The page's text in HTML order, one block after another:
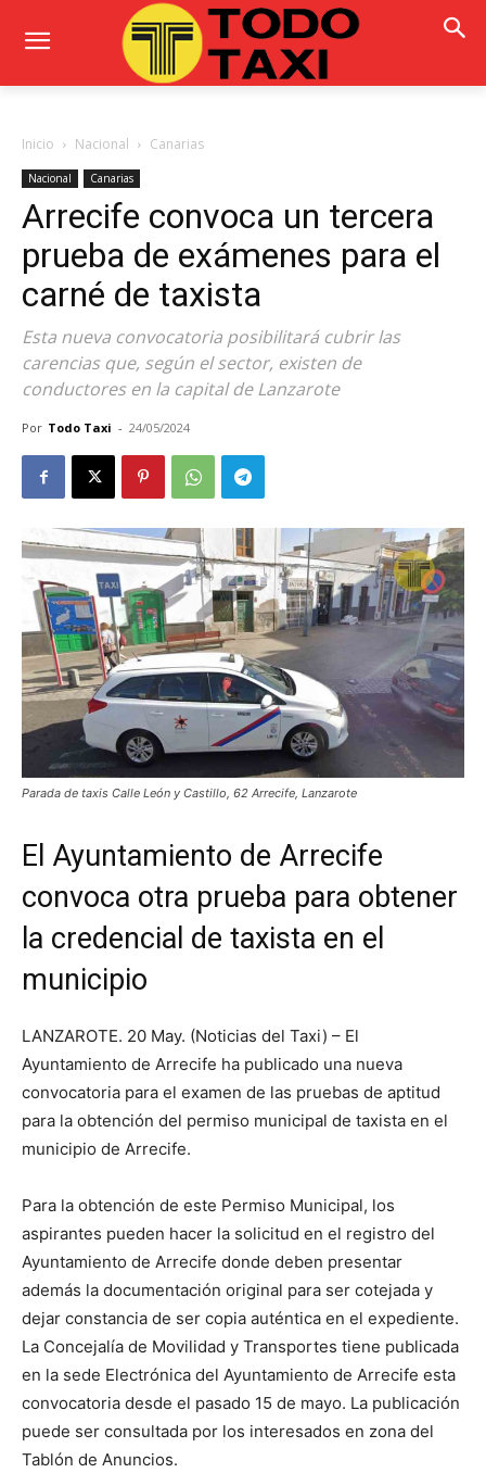
Inicio Nacional Canarias
Nacional Canarias
Arrecife convoca un tercera
prueba de exámenes para el
carné de taxista
Esta nueva convocatoria posibilitará cubrir las
carencias que, según el sector, existen de
conductores en la capital de Lanzarote
Por Todo Taxi - 24/05/2024
Parada de taxis Calle León y Castillo, 62 Arrecife, Lanzarote
El Ayuntamiento de Arrecife
convoca otra prueba para obtener
la credencial de taxista en el
municipio
LANZAROTE. 20 May. (Noticias del Taxi) – El
Ayuntamiento de Arrecife ha publicado una nueva
convocatoria para el examen de las pruebas de aptitud
para la obtención del permiso municipal de taxista en el
municipio de Arrecife.
Para la obtención de este Permiso Municipal, los
aspirantes pueden hacer la solicitud en el registro del
Ayuntamiento de Arrecife donde deben presentar
además la documentación original para ser cotejada y
dejar constancia de ser copia auténtica en el expediente.
La Concejalía de Movilidad y Transportes tiene publicada
en la sede Electrónica del Ayuntamiento de Arrecife esta
convocatoria desde el pasado 15 de mayo. La publicación
puede ser consultada por los interesados en zona del
Tablón de Anuncios.